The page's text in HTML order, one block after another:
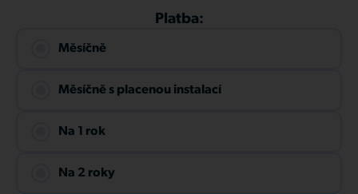
Platba:
Měsíčně
Měsíčně s placenou instalací
Na 1 rok
Na 2 roky